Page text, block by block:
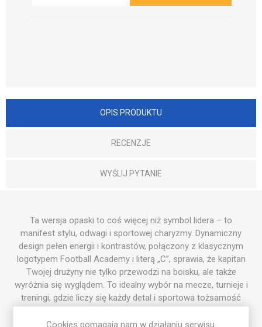
OPIS PRODUKTU
RECENZJE
WYŚLIJ PYTANIE
Ta wersja opaski to coś więcej niż symbol lidera – to
manifest stylu, odwagi i sportowej charyzmy. Dynamiczny
design pełen energii i kontrastów, połączony z klasycznym
logotypem Football Academy i literą „C”, sprawia, że kapitan
Twojej drużyny nie tylko przewodzi na boisku, ale także
wyróżnia się wyglądem. To idealny wybór na mecze, turnieje i
treningi, gdzie liczy się każdy detal i sportowa tożsamość
Cookies pomagają nam w działaniu serwisu.